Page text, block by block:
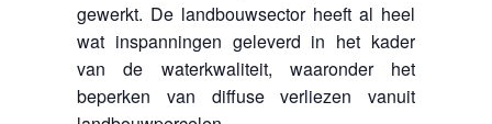
gewerkt. De landbouwsector heeft al heel
wat inspanningen geleverd in het kader
van de waterkwaliteit, waaronder het
beperken van diffuse verliezen vanuit